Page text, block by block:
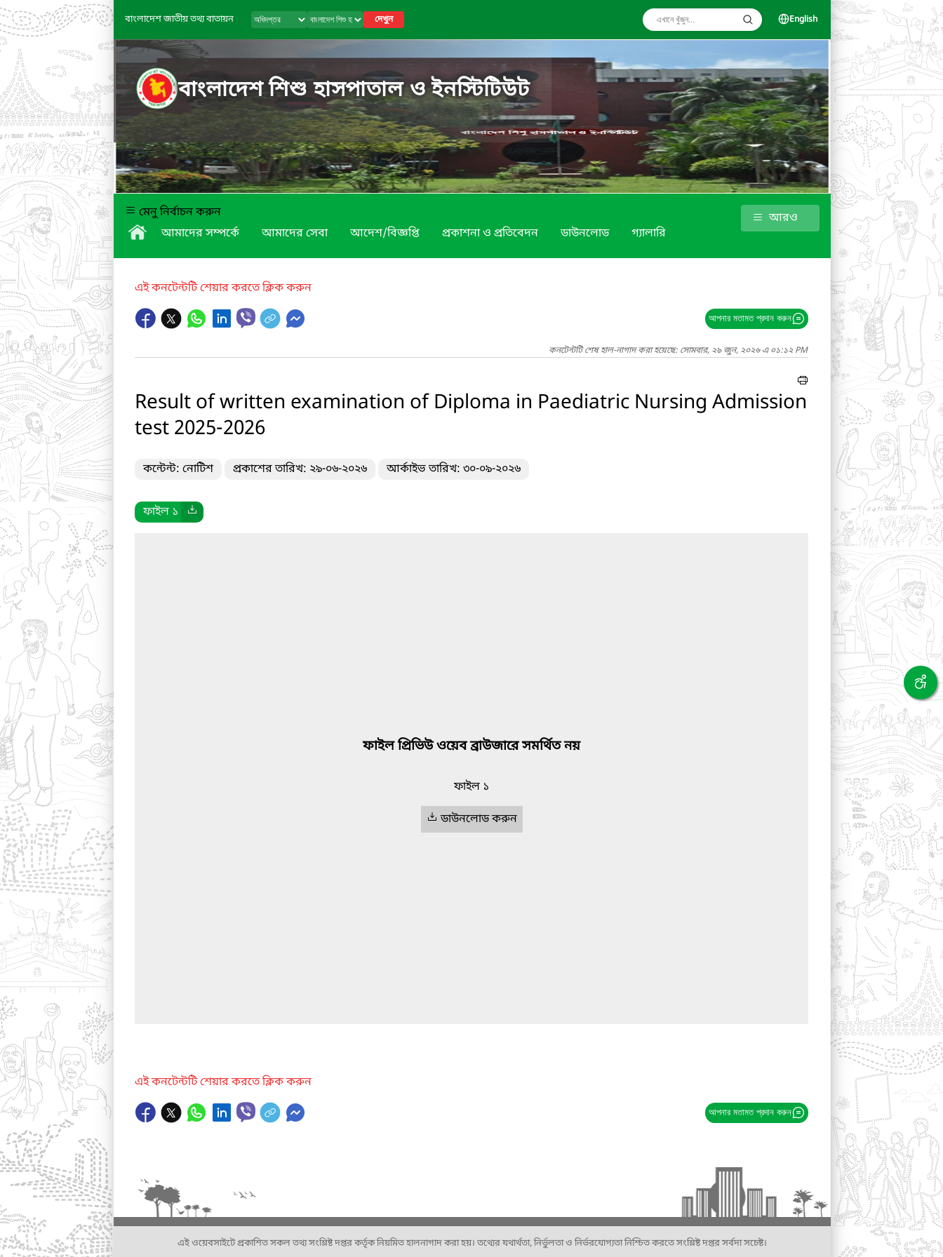
বাংলাদেশ জাতীয় তথ্য বাতায়ন দেখুন English
বাংলাদেশ শিশু হাসপাতাল ও ইনস্টিটিউট
মেনু নির্বাচন করুন
আমাদের সম্পর্কে
আমাদের সেবা আদেশ/বিজ্ঞপ্তি প্রকাশনা ও প্রতিবেদন ডাউনলোড গ্যালারি
আরও
এই কনটেন্টটি শেয়ার করতে ক্লিক করুন
আপনার মতামত প্রদান করুন
কনটেন্টটি শেষ হাল-নাগাদ করা হয়েছে: সোমবার, ২৯ জুন, ২০২৬ এ ০১:১২ PM
Result of written examination of Diploma in Paediatric Nursing Admission
test 2025-2026
কন্টেন্ট: নোটিশ প্রকাশের তারিখ: ২৯-০৬-২০২৬ আর্কাইভ তারিখ: ৩০-০৯-২০২৬
ফাইল ১
ফাইল প্রিভিউ ওয়েব ব্রাউজারে সমর্থিত নয়
ফাইল ১
ডাউনলোড করুন
এই কনটেন্টটি শেয়ার করতে ক্লিক করুন
আপনার মতামত প্রদান করুন
এই ওয়েবসাইটে প্রকাশিত সকল তথ্য সংশ্লিষ্ট দপ্তর কর্তৃক নিয়মিত হালনাগাদ করা হয়। তথ্যের যথার্থতা, নির্ভুলতা ও নির্ভরযোগ্যতা নিশ্চিত করতে সংশ্লিষ্ট দপ্তর সর্বদা সচেষ্ট।